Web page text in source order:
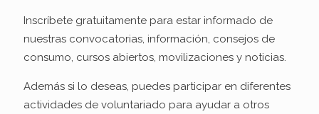
Inscríbete gratuitamente para estar informado de
nuestras convocatorias, información, consejos de
consumo, cursos abiertos, movilizaciones y noticias.
Además si lo deseas, puedes participar en diferentes
actividades de voluntariado para ayudar a otros